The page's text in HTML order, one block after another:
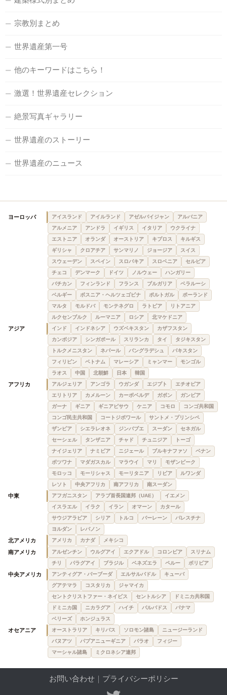
宗教別まとめ
世界遺産第一号
他のキーワードはこちら！
激選！世界遺産セレクション
絶景写真ギャラリー
世界遺産のストーリー
世界遺産のニュース
ヨーロッパ アイスランド アイルランド アゼルバイジャン
アルバニア
アルメニア
アンドラ イギリス イタリア
ウクライナ
エストニア
オランダ オーストリア キプロス
キルギス
ギリシャ
クロアチア サンマリノ ジョージア
スイス
スウェーデン
スペイン スロバキア スロベニア
セルビア
チェコ
デンマーク ドイツ ノルウェー
ハンガリー
バチカン
フィンランド フランス ブルガリア
ベラルーシ
ベルギー
ボスニア・ヘルツェゴビナ ポルトガル
ポーランド
マルタ
モルドバ モンテネグロ ラトビア
リトアニア
ルクセンブルク
ルーマニア ロシア 北マケドニア
アジア インド インドネシア ウズベキスタン
カザフスタン
カンボジア
シンガポール スリランカ タイ
タジキスタン
トルクメニスタン
ネパール バングラデシュ
パキスタン
フィリピン
ベトナム マレーシア ミャンマー
モンゴル
ラオス
中国 北朝鮮 日本 韓国
アフリカ アルジェリア アンゴラ ウガンダ エジプト
エチオピア
エリトリア
カメルーン カーボベルデ ガボン
ガンビア
ガーナ
ギニア ギニアビサウ ケニア コモロ
コンゴ共和国
コンゴ民主共和国
コートジボワール
サントメ・プリンシペ
ザンビア
シエラレオネ ジンバブエ スーダン
セネガル
セーシェル
タンザニア チャド チュニジア
トーゴ
ナイジェリア
ナミビア ニジェール ブルキナファソ
ベナン
ボツワナ
マダガスカル マラウイ マリ
モザンビーク
モロッコ
モーリシャス モーリタニア リビア
ルワンダ
レソト
中央アフリカ 南アフリカ 南スーダン
中東 アフガニスタン アラブ首長国連邦（UAE）
イエメン
イスラエル
イラク イラン オマーン
カタール
サウジアラビア
シリア トルコ バーレーン
パレスチナ
ヨルダン
レバノン
北アメリカ アメリカ カナダ メキシコ
南アメリカ アルゼンチン ウルグアイ エクアドル コロンビア
スリナム
チリ
パラグアイ ブラジル ベネズエラ ペルー ボリビア
中央アメリカ アンティグア・バーブーダ エルサルバドル
キューバ
グアテマラ
コスタリカ
ジャマイカ
セントクリストファー・ネイビス
セントルシア
ドミニカ共和国
ドミニカ国
ニカラグア ハイチ バルバドス
パナマ
ベリーズ
ホンジュラス
オセアニア オーストラリア キリバス ソロモン諸島
ニュージーランド
バヌアツ
パプアニューギニア パラオ
フィジー
マーシャル諸島
ミクロネシア連邦
お問い合わせ｜ プライバシーポリシー